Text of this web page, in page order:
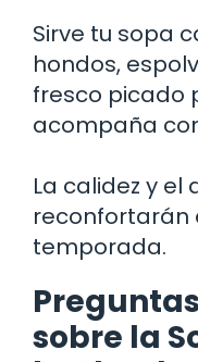
Sirve tu sopa
hondos,
fresco picado
acompaña
La calidez y
reconfortarán
temporada.
sobre la